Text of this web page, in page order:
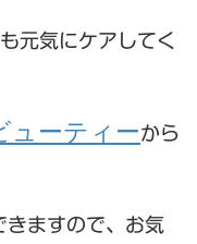
元気にケアしてく
ューティーから
きますので、お気